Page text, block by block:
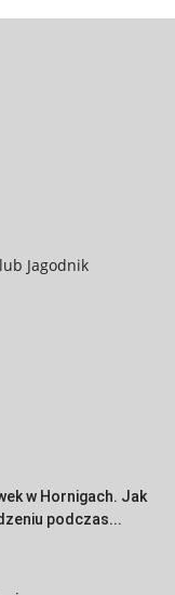
Jagodnik
w Hornigach. Jak
podczas...